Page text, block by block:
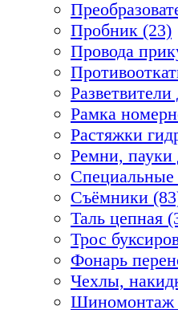
Пробник (23)
Провода
Рамка
Растяжки
Ремни, пауки
Специальные
Съёмники
Таль цепная
Трос
Фонарь
Чехлы,
Шиномонтаж